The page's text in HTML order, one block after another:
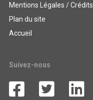
Mentions Légales / Crédits
Plan du site
Accueil
Suivez-nous